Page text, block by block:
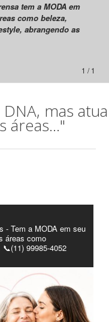
tem a MODA em
como beleza,
abrangendo as
1 / 1
mas atua
áreas..."
- Tem a MODA em seu
áreas como
99985-4052